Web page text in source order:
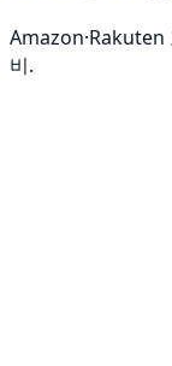
Amazon·Rakuten
비.